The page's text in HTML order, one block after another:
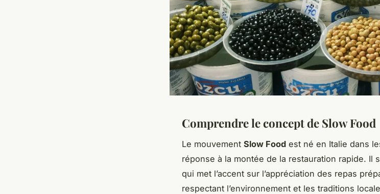
Comprendre le concept de Slow Food
Le mouvement Slow Food est né en Italie dans
réponse à la montée de la restauration rapide. Il
qui met l’accent sur l’appréciation des repas
respectant l’environnement et les traditions